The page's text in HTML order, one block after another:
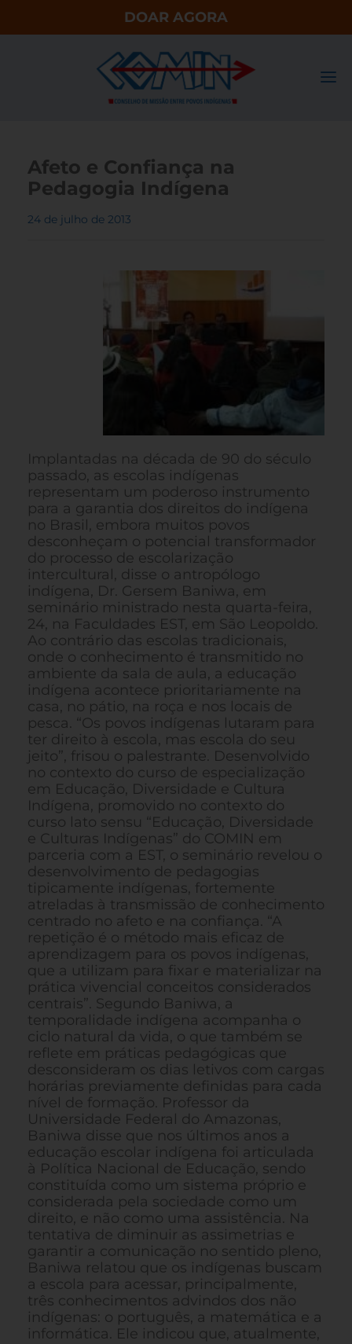
DOAR AGORA
Afeto e Confiança na
Pedagogia Indígena
24 de julho de 2013
Implantadas na década de 90 do século
passado, as escolas indígenas
representam um poderoso instrumento
para a garantia dos direitos do indígena
no Brasil, embora muitos povos
desconheçam o potencial transformador
do processo de escolarização
intercultural, disse o antropólogo
indígena, Dr. Gersem Baniwa, em
seminário ministrado nesta quarta-feira,
24, na Faculdades EST, em São Leopoldo.
Ao contrário das escolas tradicionais,
onde o conhecimento é transmitido no
ambiente da sala de aula, a educação
indígena acontece prioritariamente na
casa, no pátio, na roça e nos locais de
pesca. “Os povos indígenas lutaram para
ter direito à escola, mas escola do seu
jeito”, frisou o palestrante. Desenvolvido
no contexto do curso de especialização
em Educação, Diversidade e Cultura
Indígena, promovido no contexto do
curso lato sensu “Educação, Diversidade
e Culturas Indígenas” do COMIN em
parceria com a EST, o seminário revelou o
desenvolvimento de pedagogias
tipicamente indígenas, fortemente
atreladas à transmissão de conhecimento
centrado no afeto e na confiança. “A
repetição é o método mais eficaz de
aprendizagem para os povos indígenas,
que a utilizam para fixar e materializar na
prática vivencial conceitos considerados
centrais”. Segundo Baniwa, a
temporalidade indígena acompanha o
ciclo natural da vida, o que também se
reflete em práticas pedagógicas que
desconsideram os dias letivos com cargas
horárias previamente definidas para cada
nível de formação. Professor da
Universidade Federal do Amazonas,
Baniwa disse que nos últimos anos a
educação escolar indígena foi articulada
à Política Nacional de Educação, sendo
constituída como um sistema próprio e
considerada pela sociedade como um
direito, e não como uma assistência. Na
tentativa de diminuir as assimetrias e
garantir a comunicação no sentido pleno,
Baniwa relatou que os indígenas buscam
a escola para acessar, principalmente,
três conhecimentos advindos dos não
indígenas: o português, a matemática e a
informática. Ele indicou que, atualmente,